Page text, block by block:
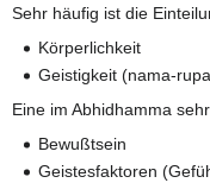
Sehr häufig ist die
Körperlichkeit
Geistigkeit (nama-
Eine im Abhidhamma
Bewußtsein
Geistesfaktoren